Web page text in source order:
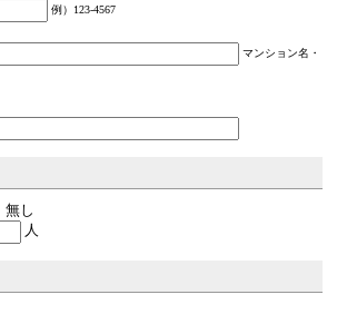
例）123-4567
マンション名・
無し
人